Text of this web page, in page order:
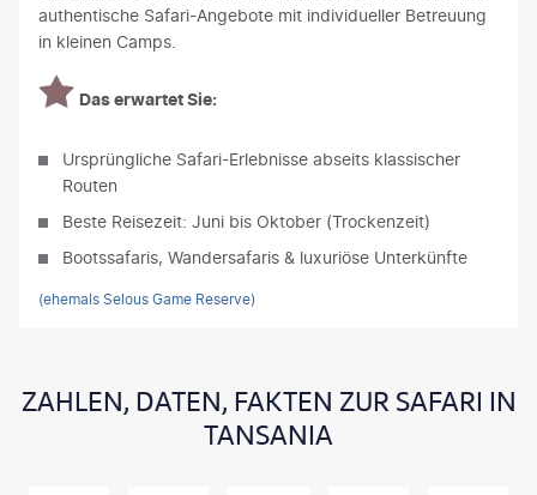
authentische Safari-Angebote mit individueller Betreuung
in kleinen Camps.
Das erwartet Sie:
Ursprüngliche Safari-Erlebnisse abseits klassischer
Routen
Beste Reisezeit: Juni bis Oktober (Trockenzeit)
Bootssafaris, Wandersafaris & luxuriöse Unterkünfte
(ehemals Selous Game Reserve)
ZAHLEN, DATEN, FAKTEN ZUR SAFARI IN
TANSANIA